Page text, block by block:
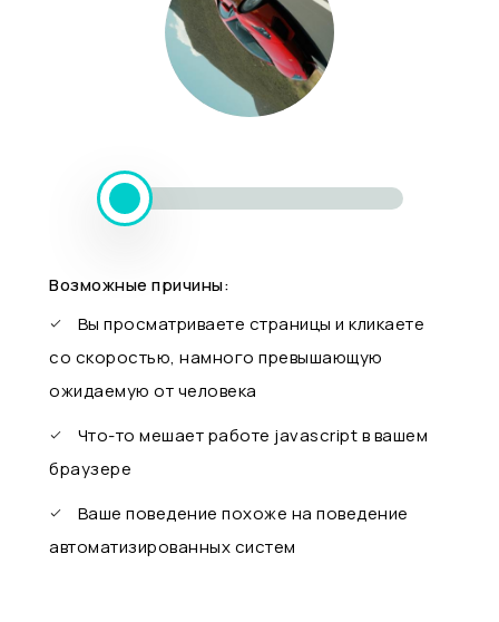
Возможные причины:
Вы просматриваете страницы и кликаете
со скоростью, намного превышающую
ожидаемую от человека
Что-то мешает работе javascript в вашем
браузере
Ваше поведение похоже на поведение
автоматизированных систем